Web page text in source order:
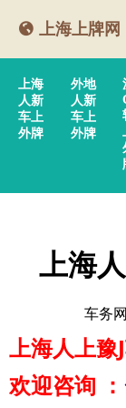
上海上牌网
上海
人新
车上
外牌
外地
人新
车上
外牌
上海
车务
上海人上豫
欢迎咨询 ：